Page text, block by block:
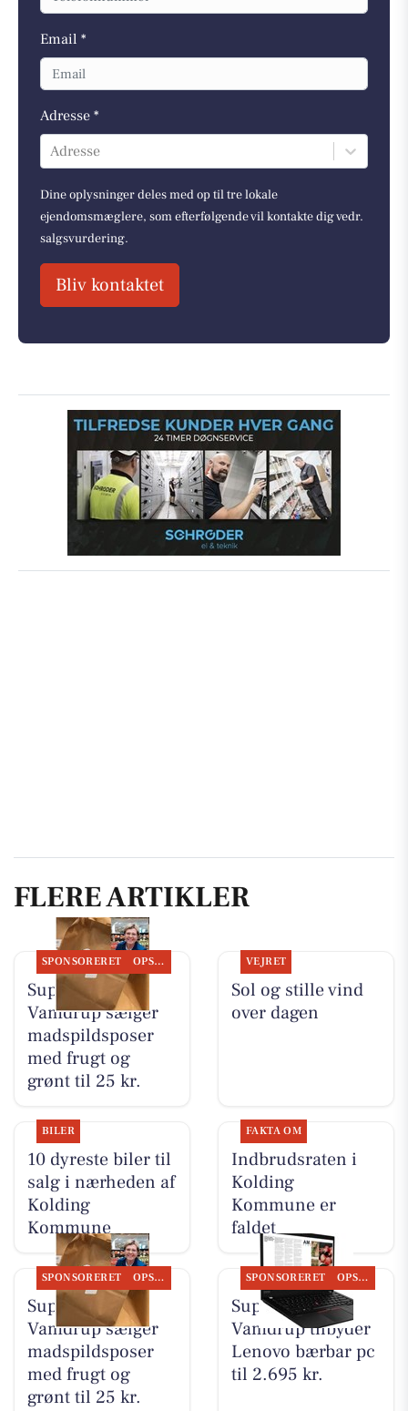
Email *
Adresse *
Adresse
Dine oplysninger deles med op til tre lokale
ejendomsmæglere, som efterfølgende vil kontakte dig vedr.
salgsvurdering.
Bliv kontaktet
FLERE ARTIKLER
SPONSORERET OPSLAGSTAVLEN
SuperBrugsen
Vamdrup sælger
madspildsposer
med frugt og
grønt til 25 kr.
VEJRET
Sol og stille vind
over dagen
BILER
10 dyreste biler til
salg i nærheden af
Kolding
Kommune
FAKTA OM
Indbrudsraten i
Kolding
Kommune er
faldet
SPONSORERET OPSLAGSTAVLEN
SuperBrugsen
Vamdrup sælger
madspildsposer
med frugt og
grønt til 25 kr.
SPONSORERET OPSLAGSTAVLEN
SuperBrugsen
Vamdrup tilbyder
Lenovo bærbar pc
til 2.695 kr.